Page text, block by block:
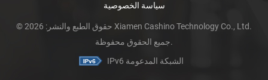
سياسة الخصوصية
© حقوق الطبع والنشر: 2026 Xiamen Cashino Technology Co., Ltd.
جميع الحقوق محفوظة.
IPv6 الشبكة المدعومة